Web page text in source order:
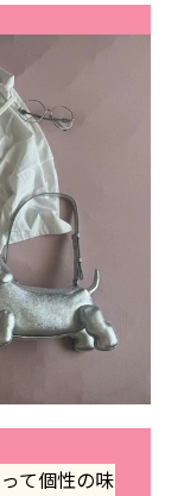
て個性の味